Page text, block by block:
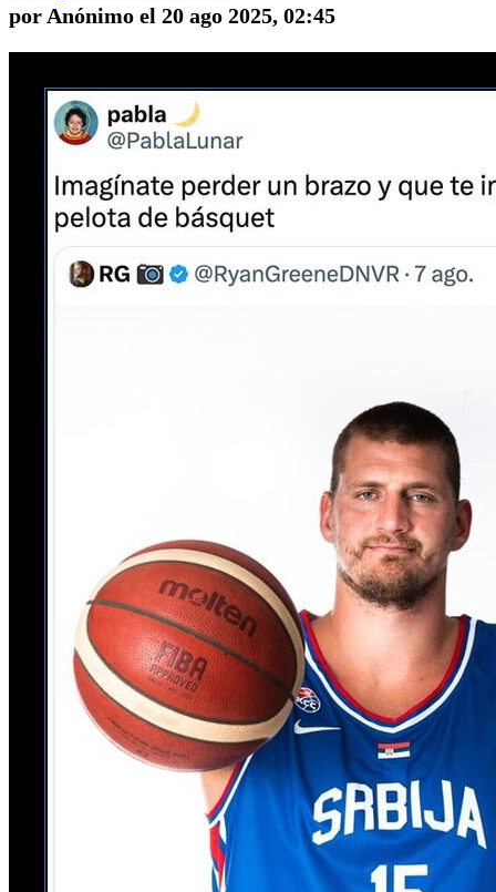
por Anónimo el 20 ago 2025, 02:45